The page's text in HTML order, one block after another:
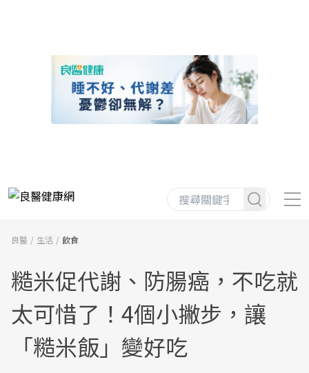
良醫 生活 飲食
糙米促代謝、防腸癌，不吃就
太可惜了！4個小撇步，讓
「糙米飯」變好吃